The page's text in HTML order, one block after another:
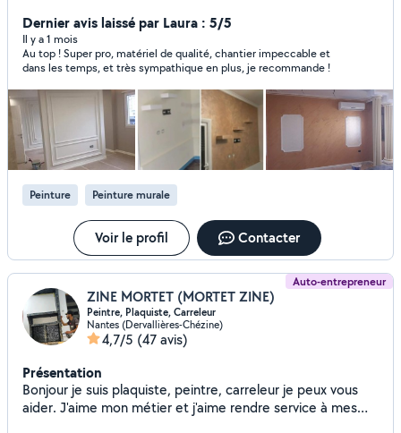
tapisserie Pose de toile de verre Pose papier paint et
décolle papier paint Pose toile anti fissures, fibres avec ou
sans motifs Enduit décoratif, tout type Enduit lissage
(ect..) Peinture sur toute surface, intérieure, extérieure
volets, grille, porte, façade PRIX TRÈS RESONABLE qui
s'adapte à vos moyens
Dernier avis laissé par Laura : 5/5
Il y a 1 mois
Au top ! Super pro, matériel de qualité, chantier impeccable et
dans les temps, et très sympathique en plus, je recommande !
Peinture Peinture murale
Voir le profil Contacter
Auto-entrepreneur
ZINE MORTET (MORTET ZINE)
Peintre, Plaquiste, Carreleur
Nantes (Dervallières-Chézine)
4,7/5 (47 avis)
Présentation
Bonjour je suis plaquiste, peintre, carreleur je peux vous
aider. J'aime mon métier et j'aime rendre service à mes